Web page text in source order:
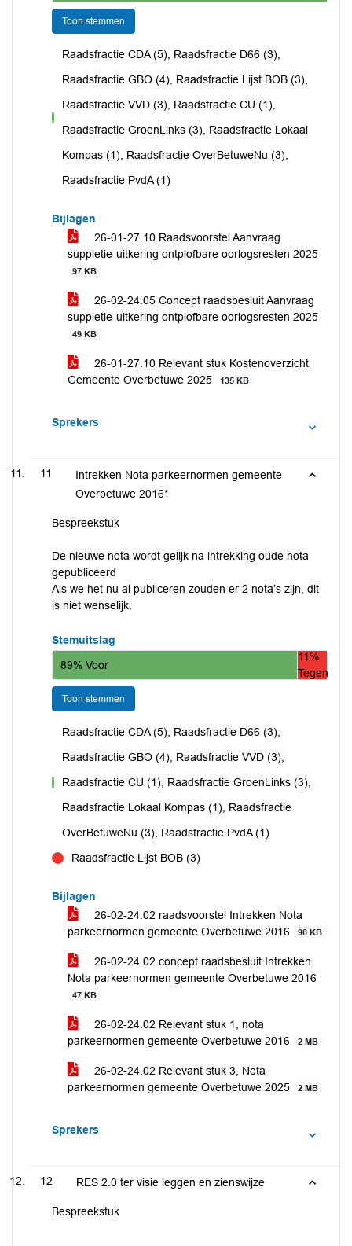
Toon stemmen
voor
Raadsfractie CDA (5), Raadsfractie D66 (3),
Raadsfractie GBO (4), Raadsfractie Lijst BOB (3),
Raadsfractie VVD (3), Raadsfractie CU (1),
Raadsfractie GroenLinks (3), Raadsfractie Lokaal
Kompas (1), Raadsfractie OverBetuweNu (3),
Raadsfractie PvdA (1)
Bijlagen
26-01-27.10 Raadsvoorstel Aanvraag
suppletie-uitkering ontplofbare oorlogsresten 2025
97 KB
26-02-24.05 Concept raadsbesluit Aanvraag
suppletie-uitkering ontplofbare oorlogsresten 2025
49 KB
26-01-27.10 Relevant stuk Kostenoverzicht
Gemeente Overbetuwe 2025
135 KB
Sprekers
11
Intrekken Nota parkeernormen gemeente
Overbetuwe 2016*
Bespreekstuk
De nieuwe nota wordt gelijk na intrekking oude nota
gepubliceerd
Als we het nu al publiceren zouden er 2 nota’s zijn, dit
is niet wenselijk.
Stemuitslag
89% Voor
11%
Tegen
Toon stemmen
Raadsfractie CDA (5), Raadsfractie D66 (3),
Raadsfractie GBO (4), Raadsfractie VVD (3),
Raadsfractie CU (1), Raadsfractie GroenLinks (3),
Raadsfractie Lokaal Kompas (1), Raadsfractie
OverBetuweNu (3), Raadsfractie PvdA (1)
Raadsfractie Lijst BOB (3)
Bijlagen
26-02-24.02 raadsvoorstel Intrekken Nota
parkeernormen gemeente Overbetuwe 2016
90 KB
26-02-24.02 concept raadsbesluit Intrekken
Nota parkeernormen gemeente Overbetuwe 2016
47 KB
26-02-24.02 Relevant stuk 1, nota
parkeernormen gemeente Overbetuwe 2016
2 MB
26-02-24.02 Relevant stuk 3, Nota
parkeernormen gemeente Overbetuwe 2025
2 MB
Sprekers
12 RES 2.0 ter visie leggen en zienswijze
Bespreekstuk